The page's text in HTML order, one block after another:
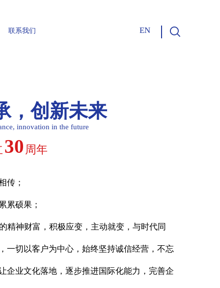
联系我们 EN
，创新未来
innovation in the future
30 周年
传；
累硕果；
精神财富，积极应变，主动就变，与时代同
一切以客户为中心，始终坚持诚信经营，不忘
企业文化落地，逐步推进国际化能力，完善企